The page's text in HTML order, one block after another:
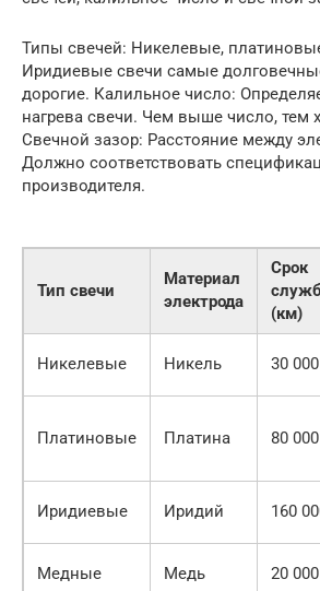
Типы свечей: Никелевые,
Иридиевые свечи самые
дорогие. Калильное число:
нагрева свечи. Чем выше число, тем
Свечной зазор: Расстояние между
Должно соответствовать
производителя.
Тип свечи
Материал
электрода
Срок
(км)
Никелевые Никель 30 000
Платиновые Платина 80 000
Иридиевые Иридий 160
Медные Медь 20 000